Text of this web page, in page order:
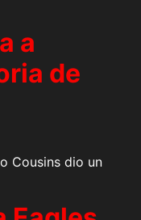
a
de
Cousins dio un